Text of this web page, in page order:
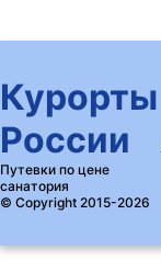
Курорты
России
Путевки по цене
санатория
© Copyright 2015-2026